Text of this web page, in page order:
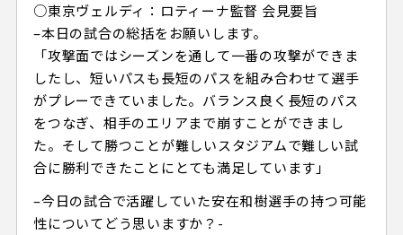
○東京ヴェルディ：ロティーナ監督 会見要旨
–本日の試合の総括をお願いします。
「攻撃面ではシーズンを通して一番の攻撃ができま
したし、短いパスも長短のパスを組み合わせて選手
がプレーできていました。バランス良く長短のパス
をつなぎ、相手のエリアまで崩すことができまし
た。そして勝つことが難しいスタジアムで難しい試
合に勝利できたことにとても満足しています」
–今日の試合で活躍していた安在和樹選手の持つ可能
性についてどう思いますか？-